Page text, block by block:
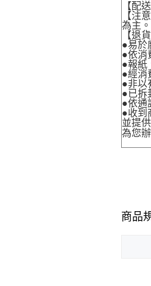
【配
【注
為主。
【退
●易於
●依消
●報紙
●經消
●非以
●已拆
●依通
●收到
並提
為您
商品